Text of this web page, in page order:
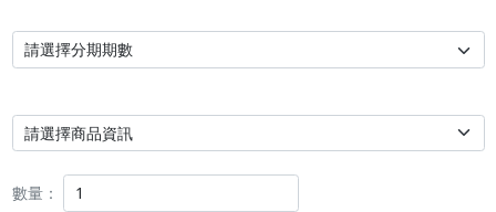
數量：